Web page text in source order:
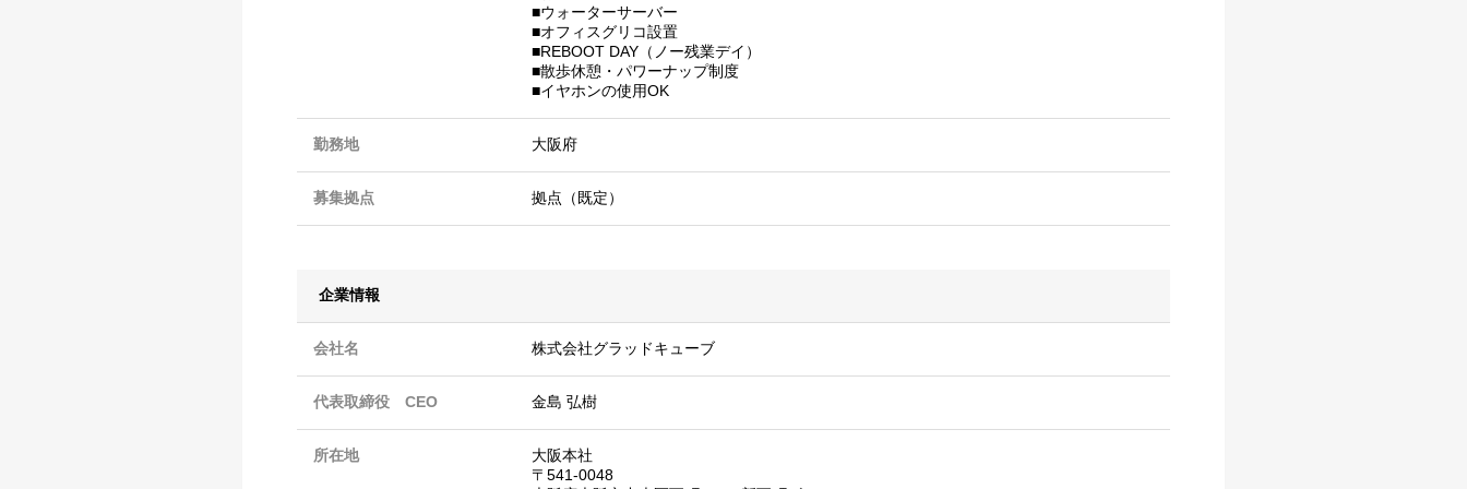
■ウォーターサーバー
■オフィスグリコ設置
■REBOOT DAY（ノー残業デイ）
■散歩休憩・パワーナップ制度
■イヤホンの使用OK
勤務地 大阪府
募集拠点 拠点（既定）
企業情報
会社名 株式会社グラッドキューブ
代表取締役 CEO 金島 弘樹
所在地
大阪本社
〒541-0048